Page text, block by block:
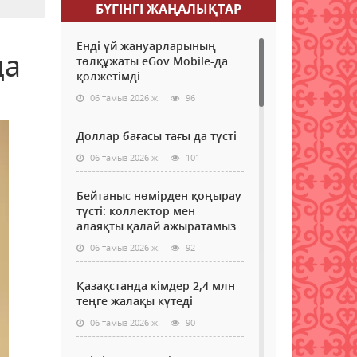
БҮГІНГI ЖАҢАЛЫҚТАР
Енді үй жануарларының
төлқұжаты eGov Mobile-да
қолжетімді
06 тамыз 2026 ж. 96
Доллар бағасы тағы да түсті
06 тамыз 2026 ж. 101
Бейтаныс нөмірден қоңырау
түсті: коллектор мен
алаяқты қалай ажыратамыз
06 тамыз 2026 ж. 92
Қазақстанда кімдер 2,4 млн
теңге жалақы күтеді
06 тамыз 2026 ж. 90